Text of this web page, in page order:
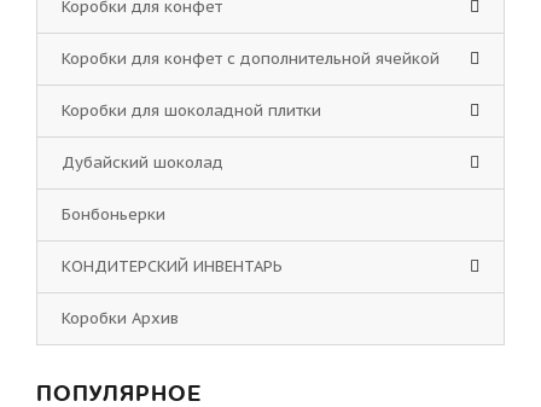
Коробки для конфет
Коробки для конфет с дополнительной ячейкой
Коробки для шоколадной плитки
Дубайский шоколад
Бонбоньерки
КОНДИТЕРСКИЙ ИНВЕНТАРЬ
Коробки Архив
ПОПУЛЯРНОЕ